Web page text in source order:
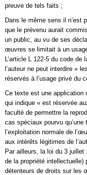
preuve de tels faits ;
Dans le même sens il n’est
que le prévenu aurait
un public, au vu de ses
œuvres se limitait à un
L’article L 122-5 du code
l’auteur ne peut interdire «
réservés à l’usage privé du
Ce texte est une application
qui indique « est réservée
faculté de permettre la
cas spéciaux pourvu
l’exploitation normale de
aux intérêts légitimes de
Par ailleurs, la loi du 3
de la propriété intellectuelle)
détenteurs de droits sur les